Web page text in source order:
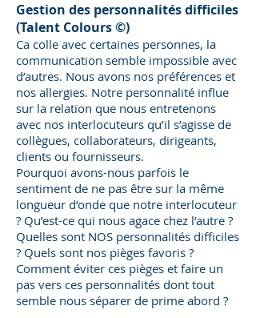
Gestion des personnalités difficiles
(Talent Colours ©)
Ca colle avec certaines personnes, la
communication semble impossible avec
d’autres. Nous avons nos préférences et
nos allergies. Notre personnalité influe
sur la relation que nous entretenons
avec nos interlocuteurs qu’il s’agisse de
collègues, collaborateurs, dirigeants,
clients ou fournisseurs.
Pourquoi avons-nous parfois le
sentiment de ne pas être sur la même
longueur d’onde que notre interlocuteur
? Qu’est-ce qui nous agace chez l’autre ?
Quelles sont NOS personnalités difficiles
? Quels sont nos pièges favoris ?
Comment éviter ces pièges et faire un
pas vers ces personnalités dont tout
semble nous séparer de prime abord ?